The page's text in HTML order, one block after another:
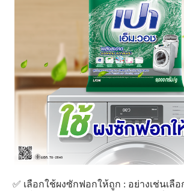
✅ เลือกใช้ผงซักฟอกให้ถูก : อย่างเช่นเลื